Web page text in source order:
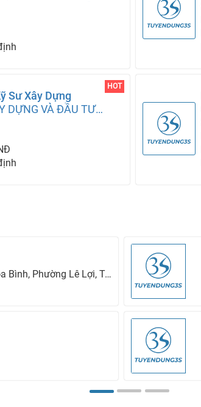
Sư Xây Dựng
DỰNG VÀ ĐẦU TƯ
HOT
Lê Lợi, Tp Kon Tum, Tỉnh Kon Tum